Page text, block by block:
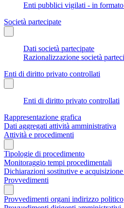
Enti pubblici vigilati - in formato
Società partecipate
Dati società partecipate
Razionalizzazione società
Enti di diritto privato controllati
Enti di diritto privato controllati
Rappresentazione grafica
Dati aggregati attività amministrativa
Attività e procedimenti
Tipologie di procedimento
Monitoraggio tempi procedimentali
Dichiarazioni sostitutive e
Provvedimenti
Provvedimenti organi indirizzo politico